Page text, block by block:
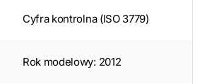
Cyfra kontrolna (ISO 3779)
Rok modelowy: 2012